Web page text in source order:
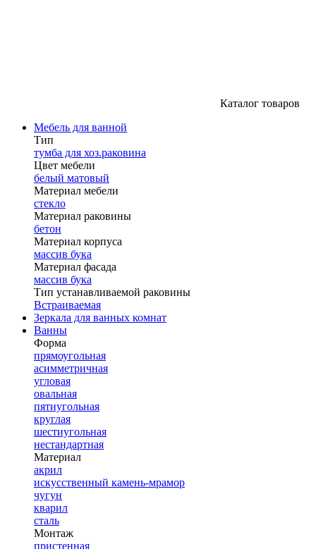
Каталог товаров
Мебель для ванной
Тип
тумба для хоз.раковина
Цвет мебели
белый матовый
Материал мебели
стекло
Материал раковины
бетон
Материал корпуса
массив бука
Материал фасада
массив бука
Тип устанавливаемой раковины
Встраиваемая
Зеркала для ванных комнат
Ванны
Форма
прямоугольная
асимметричная
угловая
овальная
пятиугольная
круглая
шестиугольная
нестандартная
Материал
акрил
искусственный камень-мрамор
чугун
кварил
сталь
Монтаж
пристенная